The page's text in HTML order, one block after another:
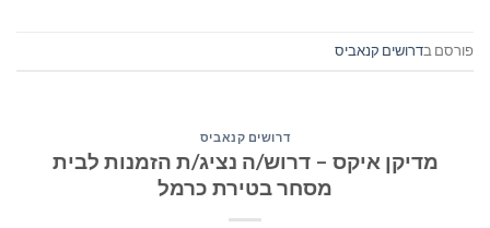
פורסם בדרושים קנאביס
דרושים קנאביס
מדיקן איקס – דרוש/ה נציג/ת הזמנות לבית
מסחר בטירת כרמל